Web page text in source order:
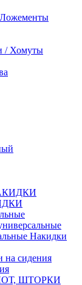
/ Хомуты
Накидки
сидения